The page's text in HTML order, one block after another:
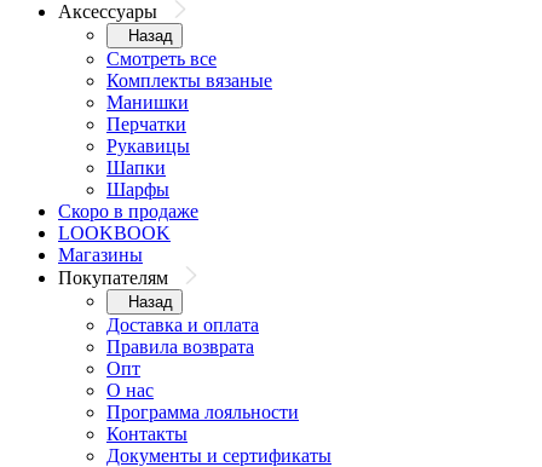
Аксессуары
Назад
Смотреть все
Комплекты вязаные
Манишки
Перчатки
Рукавицы
Шапки
Шарфы
Скоро в продаже
LOOKBOOK
Магазины
Покупателям
Назад
Доставка и оплата
Правила возврата
Опт
О нас
Программа лояльности
Контакты
Документы и сертификаты